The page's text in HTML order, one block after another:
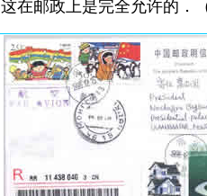
这在邮政上是完全允许的．